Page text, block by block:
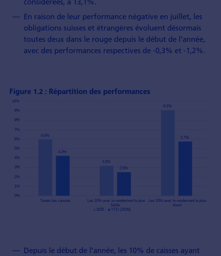
En raison de leur performance négative en juillet, les
obligations suisses et étrangères évoluent désormais
toutes deux dans le rouge depuis le début de l’année,
avec des performances respectives de -0,3% et -1,2%.
Figure 1.2 : Répartition des performances
Depuis le début de l’année, les 10% de caisses ayant